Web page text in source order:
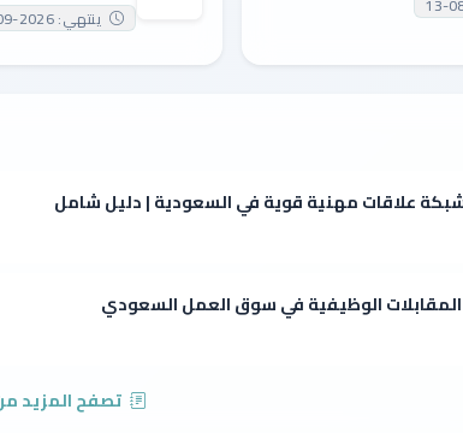
ينتهي: 2026-09-04
علاقات مهنية قوية في السعودية | دليل شامل
المقابلات الوظيفية في سوق العمل السعودي
تصفح المزيد